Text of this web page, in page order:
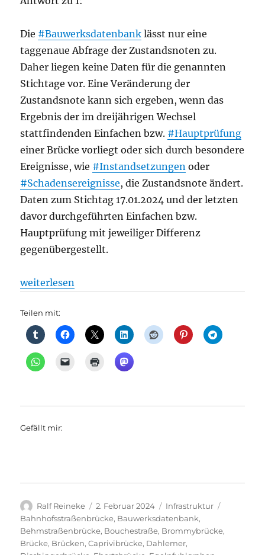
Die #Bauwerksdatenbank lässt nur eine
taggenaue Abfrage der Zustandsnoten zu.
Daher liegen keine Daten für die genannten
Stichtage vor. Eine Veränderung der
Zustandsnote kann sich ergeben, wenn das
Ergebnis der im dreijährigen Wechsel
stattfindenden Einfachen bzw. #Hauptprüfung
einer Brücke vorliegt oder sich durch besondere
Ereignisse, wie #Instandsetzungen oder
#Schadensereignisse, die Zustandsnote ändert.
Daten zum Stichtag 17.01.2024 und der letzten
davor durchgeführten Einfachen bzw.
Hauptprüfung mit jeweiliger Differenz
gegenübergestellt.
„Zustand unserer Brücken, aus Senat“
weiterlesen
Teilen mit:
Gefällt mir:
Autor
Ralf Reineke
Veröffentlicht
am
2. Februar 2024 Kategorien
Infrastruktur
Bahnhofsstraßenbrücke, Bauwerksdatenbank,
Behmstraßenbrücke, Bouchestraße, Brommybrücke,
Brücke, Brücken,Caprivibrücke, Dahlemer,